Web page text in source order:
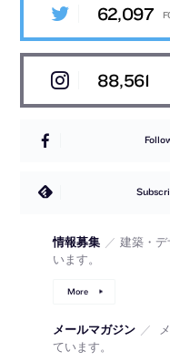
62,097
88,561
情報募集 ／ 建築・
います。
More
メールマガジン ／
ています。